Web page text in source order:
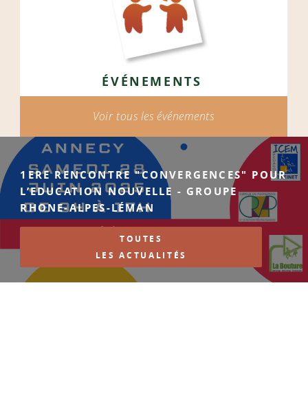
ÉVÉNEMENTS
Voir tous les événements
1ERE RENCONTRE "CONVERGENCES" POUR
L’EDUCATION NOUVELLE - GROUPE
RHONE-ALPES-LÉMAN
TOUTES
LES ACTUALITÉS